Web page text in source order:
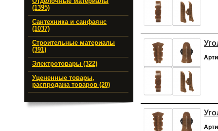
(1395)
Сантехника и санфаянс
(1037)
Строительные материалы
(391)
Электротовары (322)
Уцененные товары,
распродажа товаров (20)